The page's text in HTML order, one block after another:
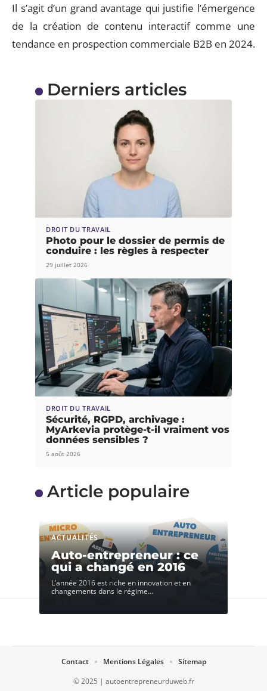
Il s’agit d’un grand avantage qui justifie l’émergence
de la création de contenu interactif comme une
tendance en prospection commerciale B2B en 2024.
Derniers articles
DROIT DU TRAVAIL
Photo pour le dossier de permis de
conduire : les règles à respecter
29 juillet 2026
DROIT DU TRAVAIL
Sécurité, RGPD, archivage :
MyArkevia protège-t-il vraiment vos
données sensibles ?
5 août 2026
Article populaire
ACTUALITÉS
Auto-entrepreneur : ce
qui a changé en 2016
L’année 2016 est riche en innovation et en
changements dans le régime…
© 2025 | autoentrepreneurduweb.fr
Contact Mentions Légales Sitemap